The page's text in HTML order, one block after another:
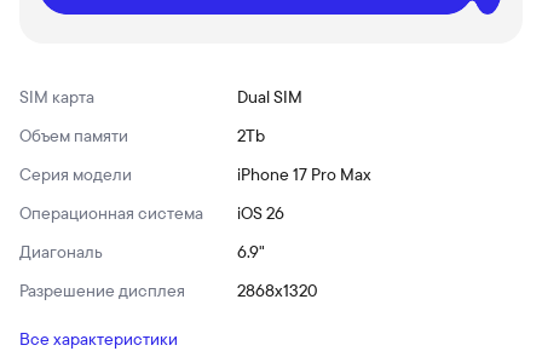
SIM карта
Dual SIM
Объем памяти
2Tb
Серия модели
iPhone 17 Pro Max
Операционная система
iOS 26
Диагональ
6.9"
Разрешение дисплея
2868x1320
Все характеристики